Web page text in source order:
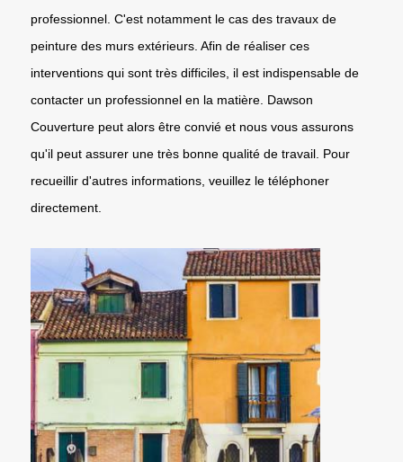
professionnel. C'est notamment le cas des travaux de
peinture des murs extérieurs. Afin de réaliser ces
interventions qui sont très difficiles, il est indispensable de
contacter un professionnel en la matière. Dawson
Couverture peut alors être convié et nous vous assurons
qu'il peut assurer une très bonne qualité de travail. Pour
recueillir d'autres informations, veuillez le téléphoner
directement.